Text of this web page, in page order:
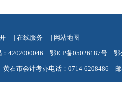
| 在线服务 | 网站地图
4202000046 鄂ICP备05026187号 鄂
石市会计考办电话：0714-6208486